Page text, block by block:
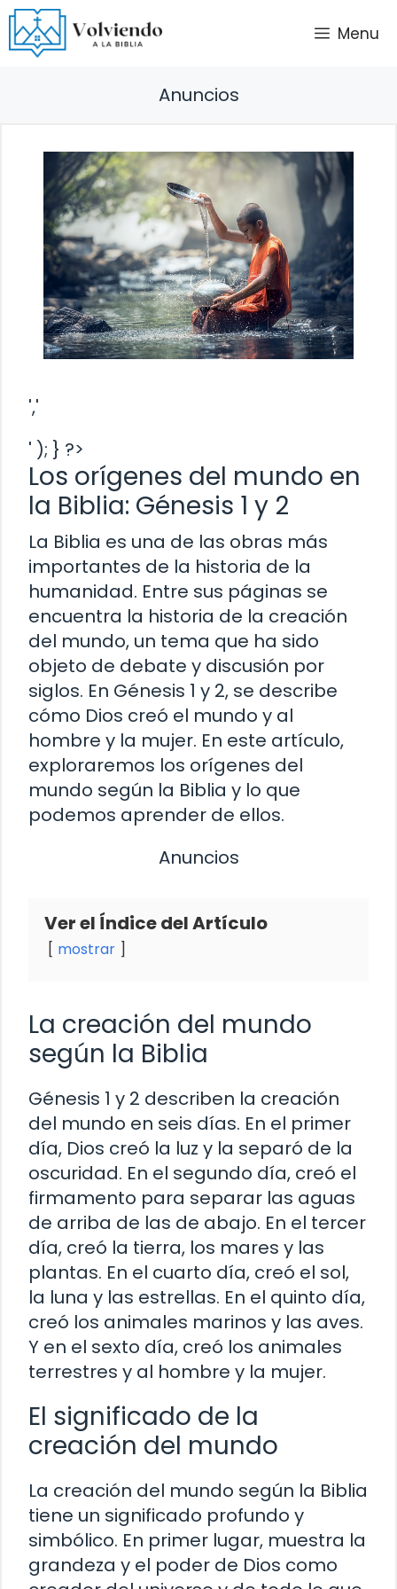
Saltar
al
contenido
Menu
Anuncios
','
' ); } ?>
Los orígenes del mundo en
la Biblia: Génesis 1 y 2
La Biblia es una de las obras más
importantes de la historia de la
humanidad. Entre sus páginas se
encuentra la historia de la creación
del mundo, un tema que ha sido
objeto de debate y discusión por
siglos. En Génesis 1 y 2, se describe
cómo Dios creó el mundo y al
hombre y la mujer. En este artículo,
exploraremos los orígenes del
mundo según la Biblia y lo que
podemos aprender de ellos.
Anuncios
Ver el Índice del Artículo
mostrar
La creación del mundo
según la Biblia
Génesis 1 y 2 describen la creación
del mundo en seis días. En el primer
día, Dios creó la luz y la separó de la
oscuridad. En el segundo día, creó el
firmamento para separar las aguas
de arriba de las de abajo. En el tercer
día, creó la tierra, los mares y las
plantas. En el cuarto día, creó el sol,
la luna y las estrellas. En el quinto día,
creó los animales marinos y las aves.
Y en el sexto día, creó los animales
terrestres y al hombre y la mujer.
El significado de la
creación del mundo
La creación del mundo según la Biblia
tiene un significado profundo y
simbólico. En primer lugar, muestra la
grandeza y el poder de Dios como